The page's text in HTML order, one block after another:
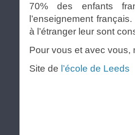
70% des enfants
l’enseignement
à l’étranger leur sont
Pour vous et avec vous,
Site de l’école de Leeds